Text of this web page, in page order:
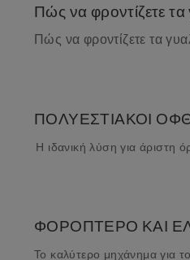
Πώς να φροντίζετε τα
Πώς να φροντίζετε τα
ΠΟΛΥΕΣΤΙΑΚΟΙ
Η ιδανική λύση για άριστη
ΦΟΡΟΠΤΕΡΟ ΚΑΙ
Το καλύτερο μηχάνημα για